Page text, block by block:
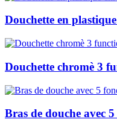
Douchette en
Douchette chromè 3
Bras de douche avec